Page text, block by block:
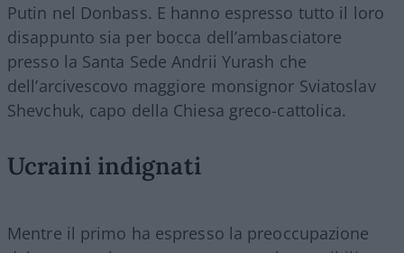
Putin nel Donbass. E hanno espresso tutto il loro
disappunto sia per bocca dell’ambasciatore
presso la Santa Sede Andrii Yurash che
dell’arcivescovo maggiore monsignor Sviatoslav
Shevchuk, capo della Chiesa greco-cattolica.
Ucraini indignati
Mentre il primo ha espresso la preoccupazione